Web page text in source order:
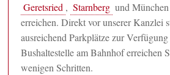
Geretsried , Starnberg und
erreichen. Direkt vor unserer Kanzlei
ausreichend Parkplätze zur
Bushaltestelle am Bahnhof erreichen
wenigen Schritten.